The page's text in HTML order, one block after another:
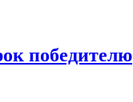
победителю